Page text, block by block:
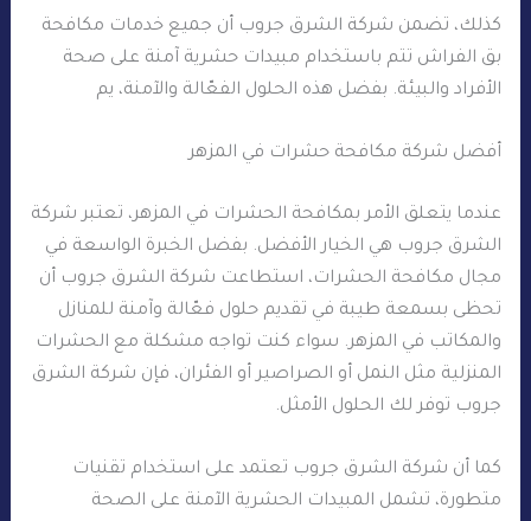
كذلك، تضمن شركة الشرق جروب أن جميع خدمات مكافحة
بق الفراش تتم باستخدام مبيدات حشرية آمنة على صحة
الأفراد والبيئة. بفضل هذه الحلول الفعّالة والآمنة، يم
أفضل شركة مكافحة حشرات في المزهر
عندما يتعلق الأمر بمكافحة الحشرات في المزهر، تعتبر شركة
الشرق جروب هي الخيار الأفضل. بفضل الخبرة الواسعة في
مجال مكافحة الحشرات، استطاعت شركة الشرق جروب أن
تحظى بسمعة طيبة في تقديم حلول فعّالة وآمنة للمنازل
والمكاتب في المزهر. سواء كنت تواجه مشكلة مع الحشرات
المنزلية مثل النمل أو الصراصير أو الفئران، فإن شركة الشرق
جروب توفر لك الحلول الأمثل.
كما أن شركة الشرق جروب تعتمد على استخدام تقنيات
متطورة، تشمل المبيدات الحشرية الآمنة على الصحة